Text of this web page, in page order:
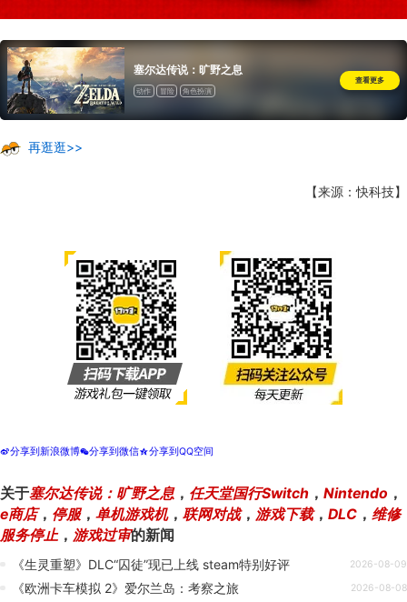
塞尔达传说：旷野之息
动作 冒险 角色扮演
查看更多
再逛逛>>
【来源：快科技】
t分享到新浪微博w分享到微信z分享到QQ空间
关于塞尔达传说：旷野之息， 任天堂国行Switch ， Nintendo ，
e商店， 停服， 单机游戏机， 联网对战， 游戏下载， DLC ， 维修
服务停止， 游戏过审的新闻
《生灵重塑》DLC“囚徒”现已上线 steam特别好评 2026-08-09
《欧洲卡车模拟 2》爱尔兰岛：考察之旅 2026-08-08